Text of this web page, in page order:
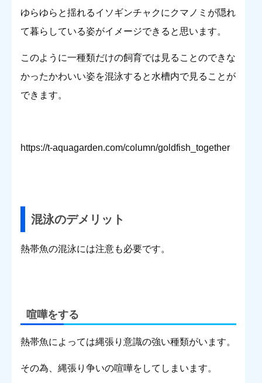
ゆらゆらと揺れるイソギンチャクにクマノミが隠れ
て暮らしている姿がイメージできると思います。
このように一種類だけの飼育では見ることのできな
かったかわいい姿を混泳すると水槽内で見ることが
できます。
https://t-aquagarden.com/column/goldfish_together
混泳のデメリット
熱帯魚の混泳には注意も必要です。
喧嘩をする
熱帯魚によっては縄張り意識の強い種類がいます。
その為、縄張り争いの喧嘩をしてしまいます。